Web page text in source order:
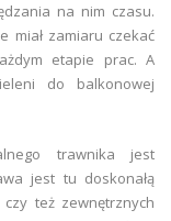
na nim czasu.
miał zamiaru czekać
etapie prac. A
do balkonowej
trawnika jest
jest tu doskonałą
też zewnętrznych